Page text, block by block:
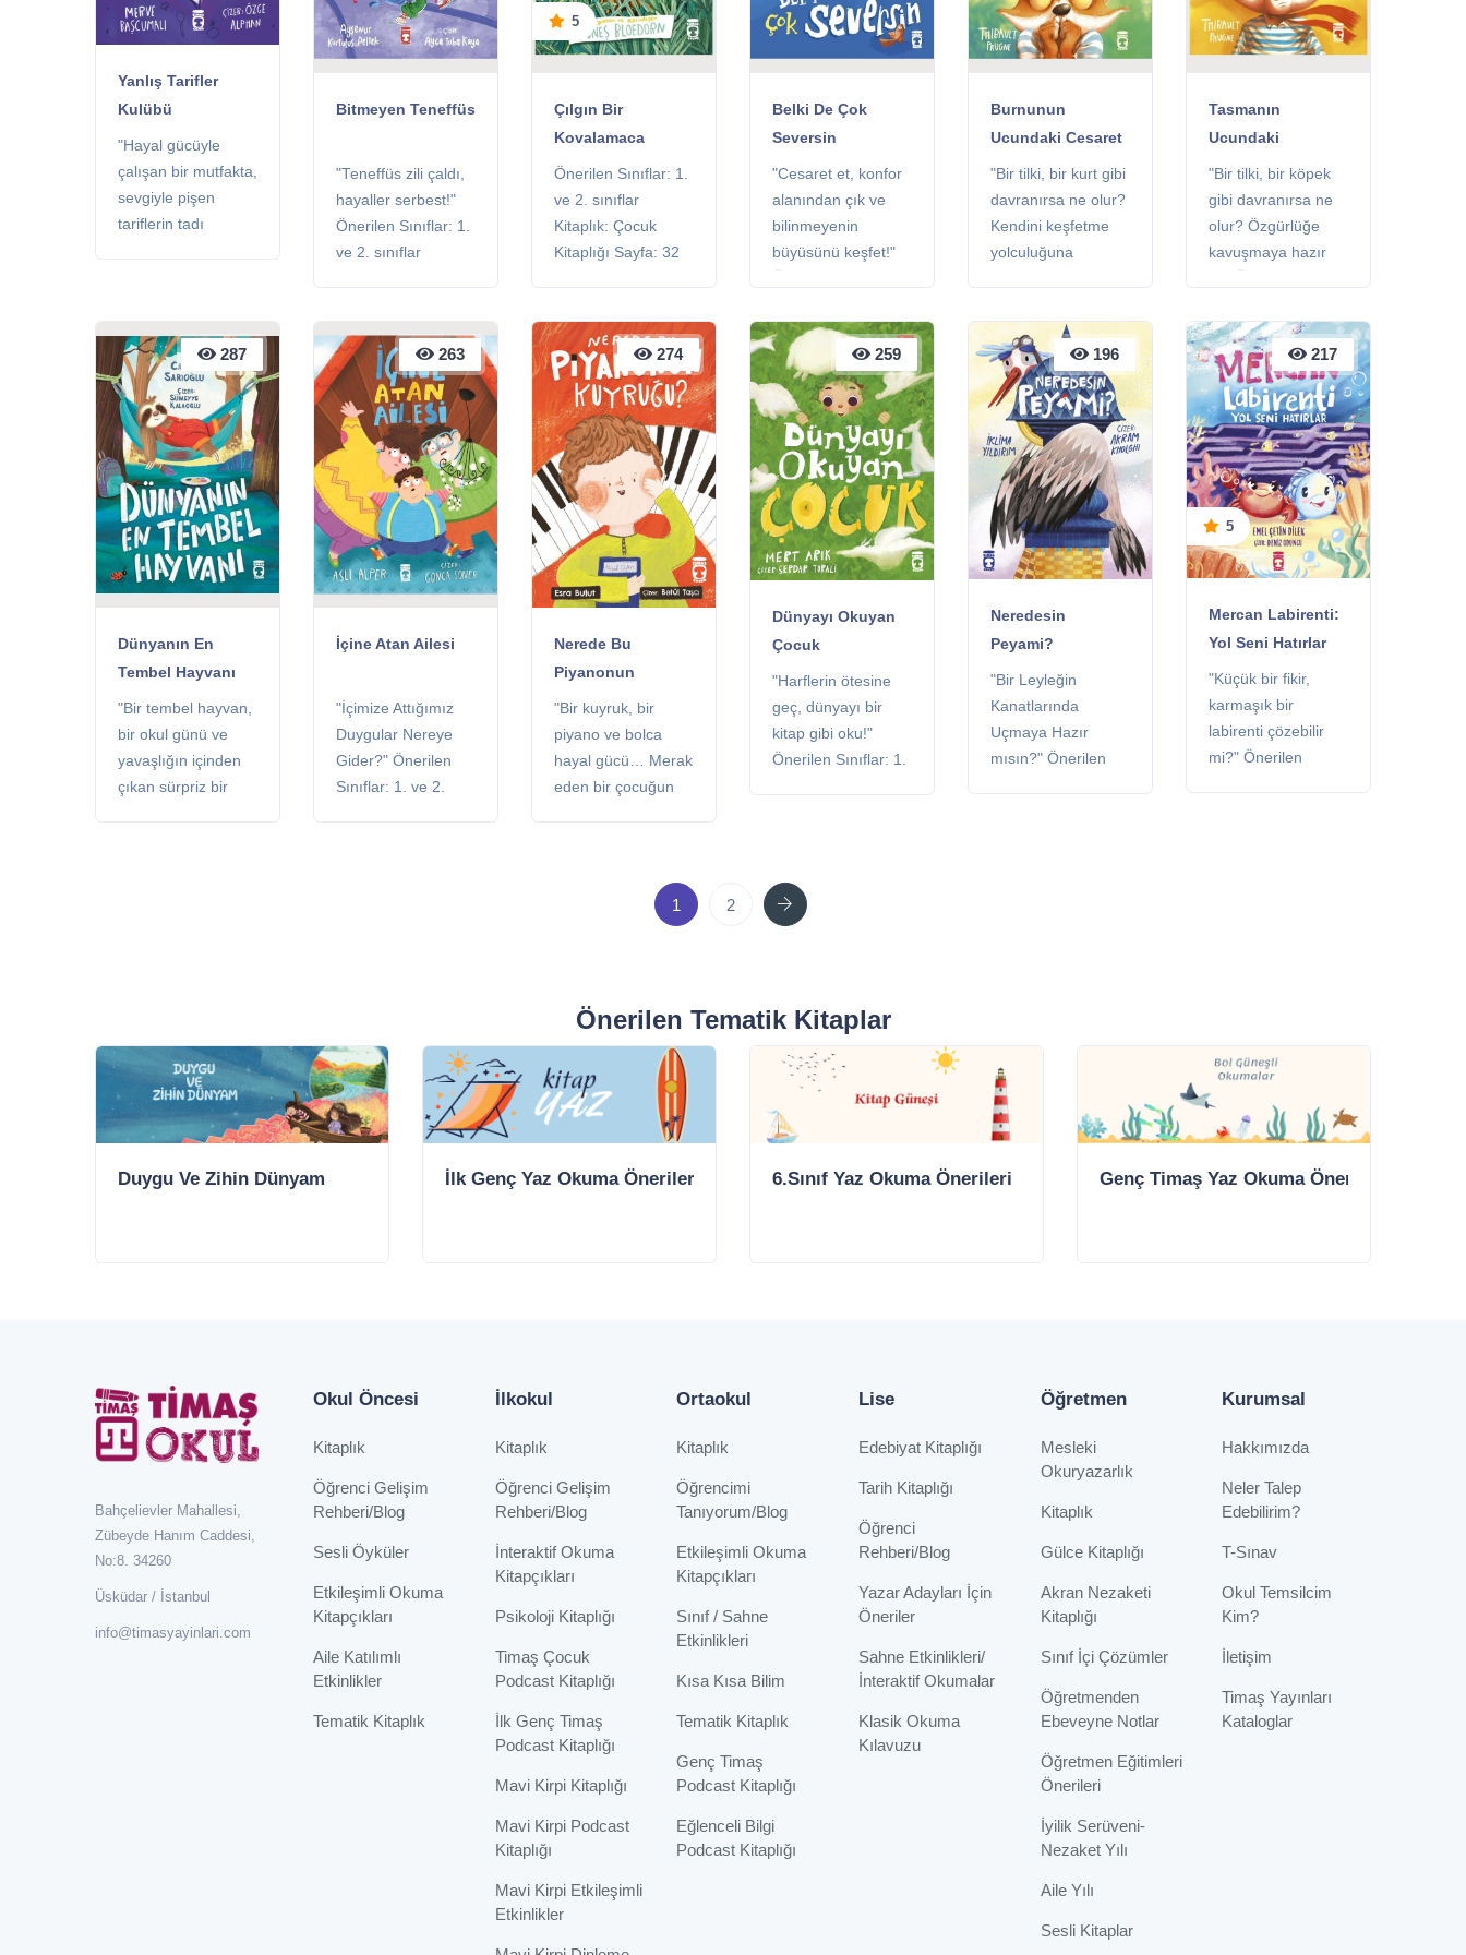
Yanlış Tarifler
Kulübü
"Hayal gücüyle
çalışan bir mutfakta,
sevgiyle pişen
tariflerin tadı
eğlenceli bir
hikâye!" Önerilen
Sınıflar: 1. ve 2.
sınıflar Kitaplık:
Çocuk Kitaplığı
Sayfa: 32 sayfa
Bitmeyen Teneffüs
"Teneffüs zili çaldı,
hayaller serbest!"
Önerilen Sınıflar: 1.
ve 2. sınıflar
sayfa
5
Çılgın Bir
Kovalamaca
Önerilen Sınıflar: 1.
ve 2. sınıflar
Kitaplık: Çocuk
Kitaplığı Sayfa: 32
Belki De Çok
Seversin
"Cesaret et, konfor
alanından çık ve
bilinmeyenin
büyüsünü keşfet!"
Kitaplık: Çocuk
Kitaplığı Sayfa: 32
sayfa
Burnunun
Ucundaki Cesaret
"Bir tilki, bir kurt gibi
davranırsa ne olur?
Kendini keşfetme
yolculuğuna
ve 2. sınıflar
Kitaplık: Çocuk
Kitaplığı Sayfa: 32
sayfa
Tasmanın
Ucundaki
Özgürlük
"Bir tilki, bir köpek
gibi davranırsa ne
olur? Özgürlüğe
kavuşmaya hazır
sınıflar Kitaplık:
Çocuk Kitaplığı
Sayfa: 32 sayfa
287
287
Dünyanın En
Tembel Hayvanı
"Bir tembel hayvan,
bir okul günü ve
yavaşlığın içinden
çıkan sürpriz bir
263
263
İçine Atan Ailesi
"İçimize Attığımız
Duygular Nereye
Gider?" Önerilen
Sınıflar: 1. ve 2.
274
274
Nerede Bu
Piyanonun
Kuyruğu?
"Bir kuyruk, bir
piyano ve bolca
hayal gücü… Merak
eden bir çocuğun
Sınıflar: 1. ve 2.
sınıflar Kitaplık:
259
259
Dünyayı Okuyan
Çocuk
"Harflerin ötesine
geç, dünyayı bir
kitap gibi oku!"
Önerilen Sınıflar: 1.
196
196
Neredesin
Peyami?
"Bir Leyleğin
Kanatlarında
Uçmaya Hazır
mısın?" Önerilen
217
217
5
Mercan Labirenti:
Yol Seni Hatırlar
"Küçük bir fikir,
karmaşık bir
labirenti çözebilir
mi?" Önerilen
1 2 Next
Önerilen Tematik Kitaplar
Duygu Ve Zihin Dünyam İlk Genç Yaz Okuma Önerileri 6.Sınıf Yaz Okuma Önerileri Genç Timaş Yaz Okuma Önerileri
Bahçelievler Mahallesi,
Zübeyde Hanım Caddesi,
No:8. 34260
Üsküdar / İstanbul
info@timasyayinlari.com
Okul Öncesi
Kitaplık
Öğrenci Gelişim
Rehberi/Blog
Sesli Öyküler
Etkileşimli Okuma
Kitapçıkları
Aile Katılımlı
Etkinlikler
Tematik Kitaplık
İlkokul
Kitaplık
Öğrenci Gelişim
Rehberi/Blog
İnteraktif Okuma
Kitapçıkları
Psikoloji Kitaplığı
Timaş Çocuk
Podcast Kitaplığı
İlk Genç Timaş
Podcast Kitaplığı
Mavi Kirpi Kitaplığı
Mavi Kirpi Podcast
Kitaplığı
Mavi Kirpi Etkileşimli
Etkinlikler
Ortaokul
Kitaplık
Öğrencimi
Tanıyorum/Blog
Etkileşimli Okuma
Kitapçıkları
Sınıf / Sahne
Etkinlikleri
Kısa Kısa Bilim
Tematik Kitaplık
Genç Timaş
Podcast Kitaplığı
Eğlenceli Bilgi
Podcast Kitaplığı
Lise
Edebiyat Kitaplığı
Tarih Kitaplığı
Öğrenci
Rehberi/Blog
Yazar Adayları İçin
Öneriler
Sahne Etkinlikleri/
İnteraktif Okumalar
Klasik Okuma
Kılavuzu
Öğretmen
Mesleki
Okuryazarlık
Kitaplık
Gülce Kitaplığı
Akran Nezaketi
Kitaplığı
Sınıf İçi Çözümler
Öğretmenden
Ebeveyne Notlar
Öğretmen Eğitimleri
Önerileri
İyilik Serüveni-
Nezaket Yılı
Aile Yılı
Sesli Kitaplar
Kurumsal
Hakkımızda
Neler Talep
Edebilirim?
T-Sınav
Okul Temsilcim
Kim?
İletişim
Timaş Yayınları
Kataloglar